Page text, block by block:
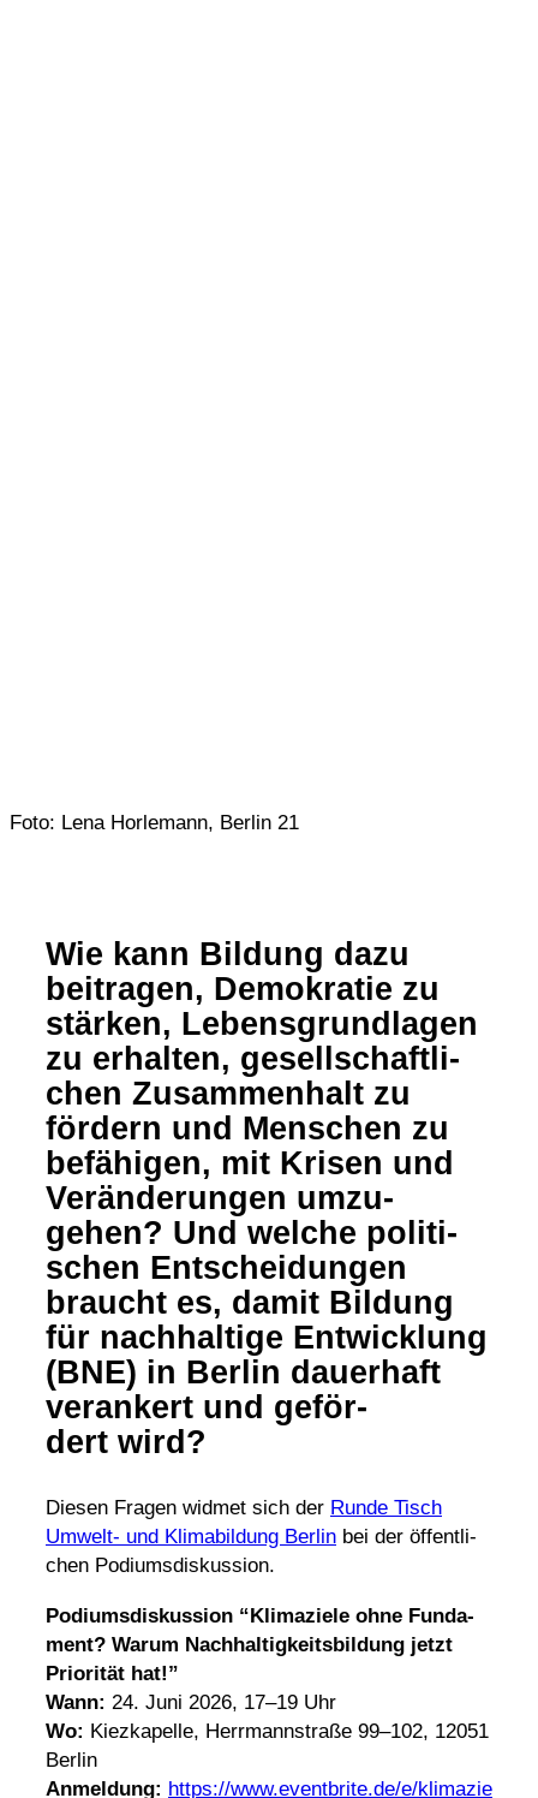
Foto: Lena Horlemann, Berlin 21
Wie kann Bildung dazu
beitragen, Demo­kratie zu
stärken, Lebens­grund­lagen
zu erhalten, gesell­schaft­li­
chen Zusam­men­halt zu
fördern und Menschen zu
befä­higen, mit Krisen und
Verän­de­rungen umzu­
gehen? Und welche poli­ti­
schen Entschei­dungen
braucht es, damit Bildung
für nach­hal­tige Entwick­lung
(BNE) in Berlin dauer­haft
veran­kert und geför­
dert wird?
Diesen Fragen widmet sich der Runde Tisch
Umwelt- und Klima­bil­dung Berlin bei der öffent­li­
chen Podiumsdiskussion.
Podi­ums­dis­kus­sion “Klima­ziele ohne Funda­
ment? Warum Nach­hal­tig­keits­bil­dung jetzt
Prio­rität hat!”
Wann: 24. Juni 2026, 17–19 Uhr
Wo: Kiez­ka­pelle, Herr­mann­straße 99–102, 12051
Berlin
Anmel­dung: https://​www​.event​brite​.de/​e​/​k​l​i​m​a​z​i​e​